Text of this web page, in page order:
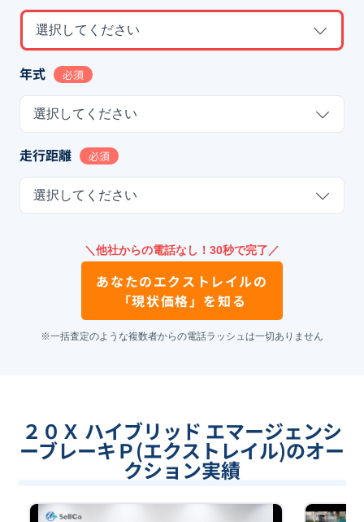
選択してください
年式 必須
選択してください
走行距離 必須
選択してください
＼他社からの電話なし！30秒で完了／
あなたのエクストレイルの
「現状価格」を知る
※一括査定のような複数者からの電話ラッシュは一切ありません
２０Ｘ ハイブリッド エマージェンシ
ーブレーキＰ(エクストレイル)のオー
クション実績